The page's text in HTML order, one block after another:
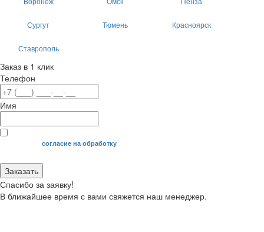
Сургут Тюмень Красноярск
Ставрополь
Заказ в 1 клик
Телефон
Имя
Я даю своесогласие на обработку
Заказать
Спасибо за заявку!
В ближайшее время с вами свяжется наш менеджер.